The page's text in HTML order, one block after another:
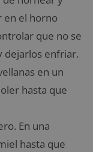
en el horno
que no se
dejarlos enfriar.
en un
hasta que
En una
hasta que